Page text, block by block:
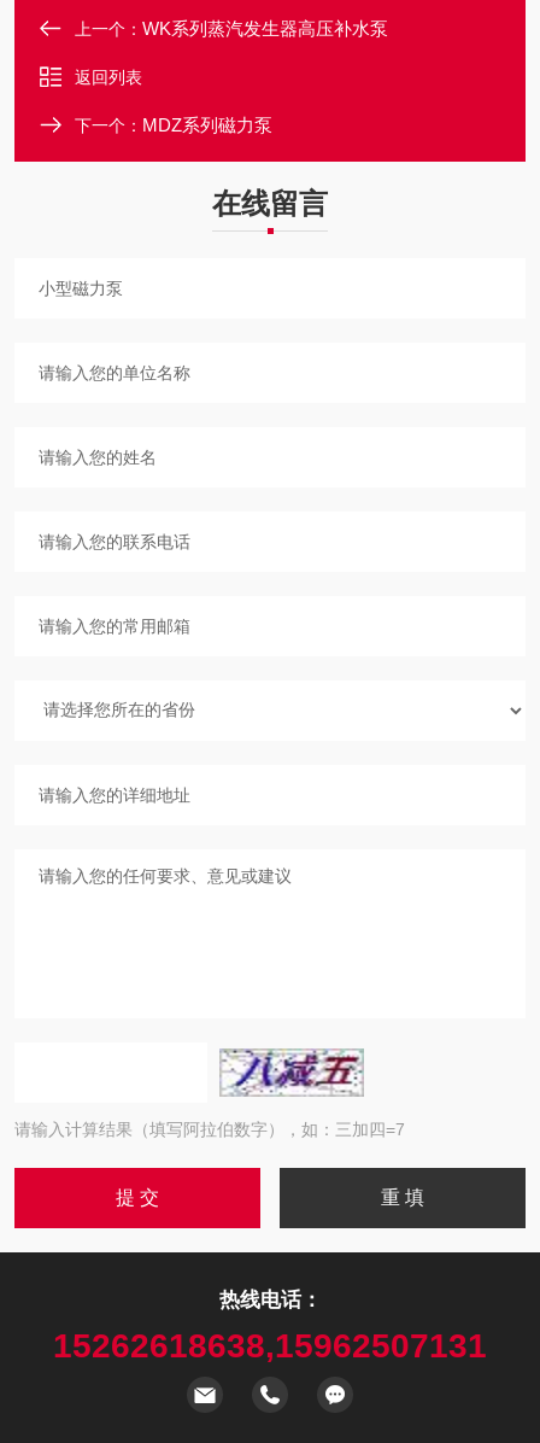
上一个： WK系列蒸汽发生器高压补水泵
返回列表
下一个： MDZ系列磁力泵
在线留言
请输入计算结果（填写阿拉伯数字），如：三加四=7
热线电话：
15262618638,15962507131